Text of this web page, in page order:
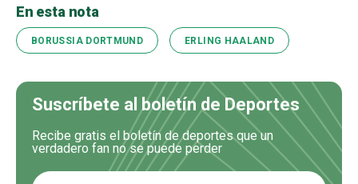
En esta nota
BORUSSIA DORTMUND ERLING HAALAND
Suscríbete al boletín de Deportes
Recibe gratis el boletín de deportes que un
verdadero fan no se puede perder